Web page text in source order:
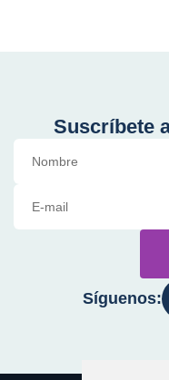
Suscríbete
Síguenos: